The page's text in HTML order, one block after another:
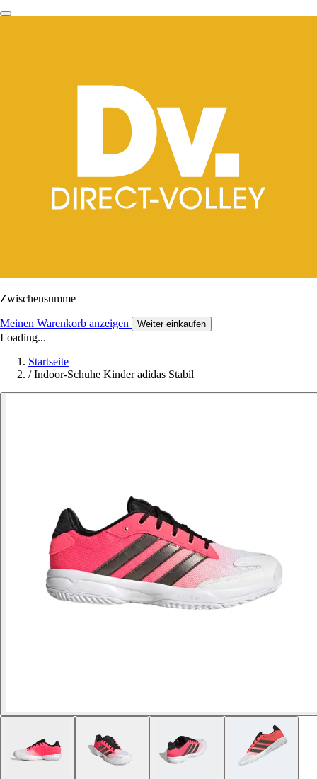
Zwischensumme
Meinen Warenkorb anzeigen Weiter einkaufen
Loading...
Startseite
/ Indoor-Schuhe Kinder adidas Stabil